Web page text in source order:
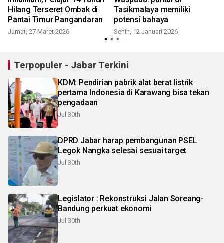
Hilang Terseret Ombak di
Pantai Timur Pangandaran
Jumat, 27 Maret 2026
Tasikmalaya memiliki
potensi bahaya
Senin, 12 Januari 2026
Terpopuler - Jabar Terkini
KDM: Pendirian pabrik alat berat listrik
pertama Indonesia di Karawang bisa tekan
pengadaan
Jul 30th
DPRD Jabar harap pembangunan PSEL
Legok Nangka selesai sesuai target
Jul 30th
Legislator : Rekonstruksi Jalan Soreang-
Bandung perkuat ekonomi
Jul 30th